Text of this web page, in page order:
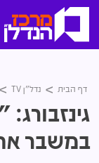
דף הבית נדל"ן TV
במשבר אחרי 15 שנות